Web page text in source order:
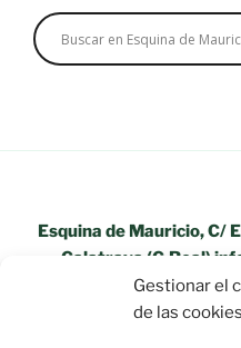
Gestionar el
de las cookies
Esquina de Mauricio, C/
Calatrava (C.Real)
«Aviso Legal»